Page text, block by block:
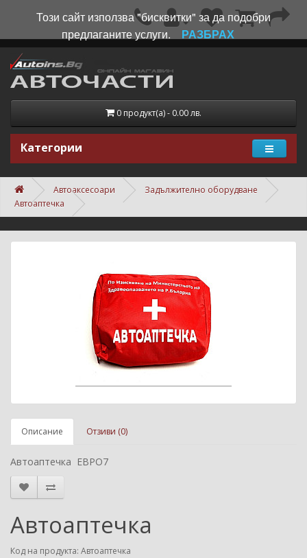
0 продукт(а) - 0.00 лв.
Категории
Автоаксесоари
Задължително оборудване
Автоаптечка
Описание Отзиви (0)
Автоаптечка ЕВРО7
Автоаптечка
Код на продукта: Автоаптечка
Този сайт използва "бисквитки" за да подобри
предлаганите услуги.
РАЗБРАХ